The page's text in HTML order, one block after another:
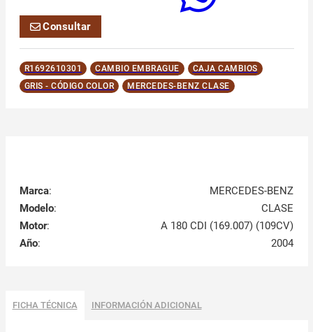
Consultar
R1692610301 CAMBIO EMBRAGUE
CAJA CAMBIOS
GRIS - CÓDIGO COLOR
MERCEDES-BENZ CLASE
Marca:
MERCEDES-BENZ
Modelo:
CLASE
Motor:
A 180 CDI (169.007) (109CV)
Año: 2004
FICHA TÉCNICA INFORMACIÓN ADICIONAL